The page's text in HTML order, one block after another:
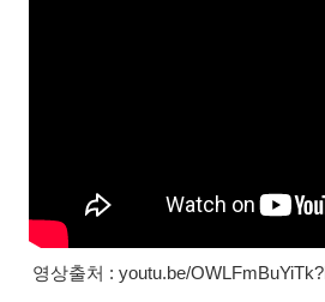
영상출처 : youtu.be/